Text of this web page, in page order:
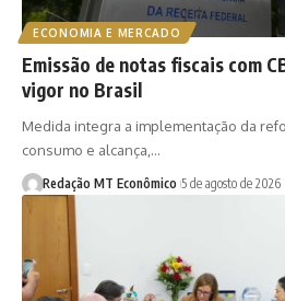
ECONOMIA E MERCADO
Emissão de notas fiscais com
vigor no Brasil
Medida integra a implementação da
consumo e alcança,…
Redação MT Econômico 5 de agosto de 2026